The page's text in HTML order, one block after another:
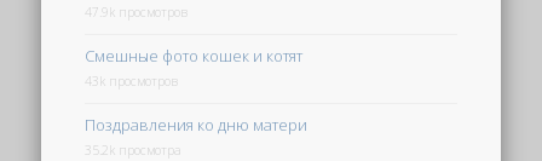
47.9k просмотров
Смешные фото кошек и котят
43k просмотров
Поздравления ко дню матери
35.2k просмотра